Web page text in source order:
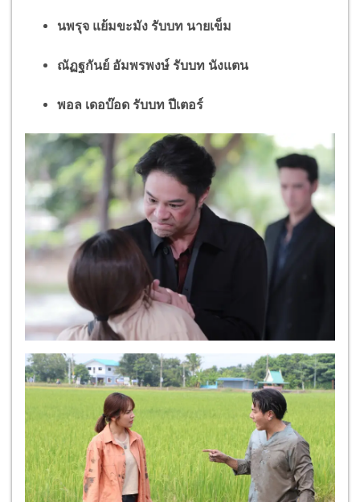
นพรุจ แย้มขะมัง รับบท นายเข็ม
ณัฏฐกันย์ อัมพรพงษ์ รับบท นังแตน
พอล เดอบ๊อด รับบท ปีเตอร์